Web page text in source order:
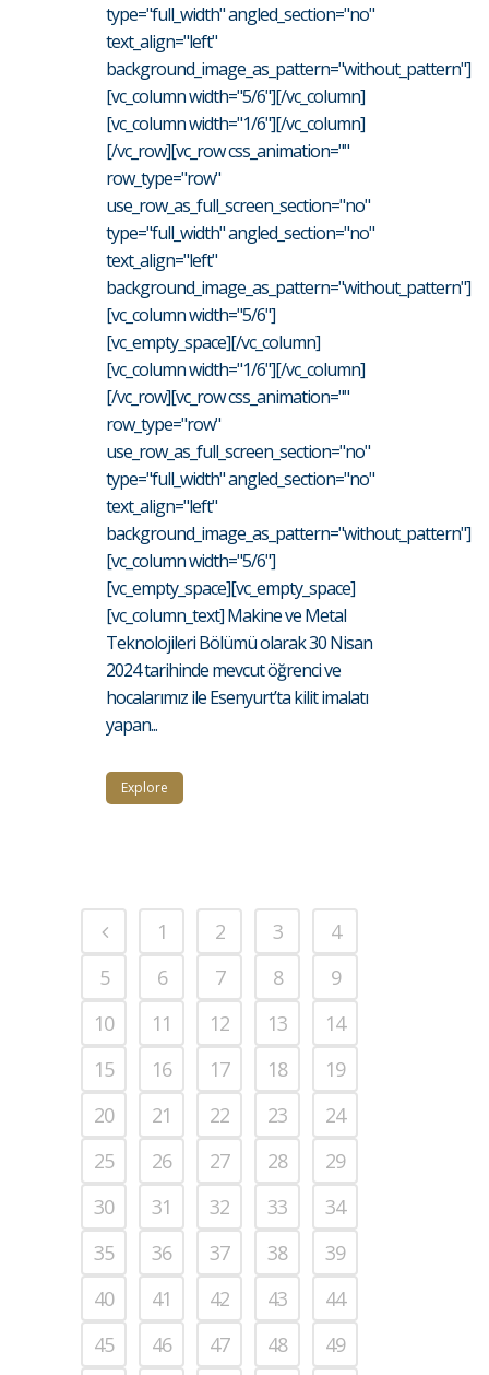
type="full_width" angled_section="no"
text_align="left"
background_image_as_pattern="without_pattern"]
[vc_column width="5/6"][/vc_column]
[vc_column width="1/6"][/vc_column]
[/vc_row][vc_row css_animation=""
row_type="row"
use_row_as_full_screen_section="no"
type="full_width" angled_section="no"
text_align="left"
background_image_as_pattern="without_pattern"]
[vc_column width="5/6"]
[vc_empty_space][/vc_column]
[vc_column width="1/6"][/vc_column]
[/vc_row][vc_row css_animation=""
row_type="row"
use_row_as_full_screen_section="no"
type="full_width" angled_section="no"
text_align="left"
background_image_as_pattern="without_pattern"]
[vc_column width="5/6"]
[vc_empty_space][vc_empty_space]
[vc_column_text] Makine ve Metal
Teknolojileri Bölümü olarak 30 Nisan
2024 tarihinde mevcut öğrenci ve
hocalarımız ile Esenyurt’ta kilit imalatı
yapan...
Explore
1 2 3
4
5
6 7 8
9
10
11 12 13
14
15
16 17 18
19
20
21 22 23
24
25
26 27 28
29
30
31 32 33
34
35
36 37 38
39
40
41 42 43
44
45
46 47 48
49